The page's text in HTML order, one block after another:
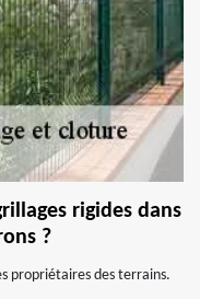
rigides dans
?
propriétaires des terrains.